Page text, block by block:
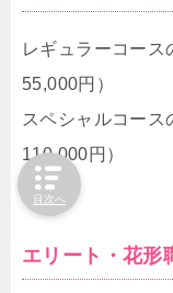
レギュラーコース
55,000円）
スペシャルコー
110,000円）
エリート・花形
目次へ